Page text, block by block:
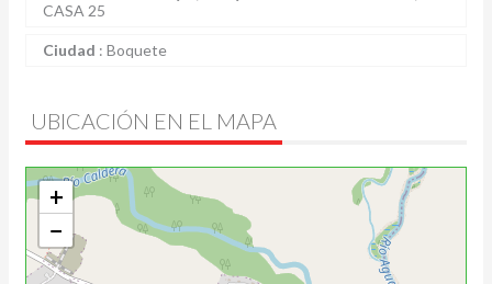
CASA 25
Ciudad : Boquete
UBICACIÓN EN EL MAPA
+
−